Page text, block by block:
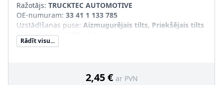
Ražotājs: TRUCKTEC AUTOMOTIVE
OE-numuram: 33 41 1 133 785
Uzstādīšanas puse: Aizmugurējais tilts, Priekšējais tilts
Vītnes izmērs
Rādīt visu...
2,45 € ar PVN